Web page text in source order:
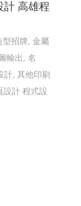
計 高雄程
型招牌, 金屬
輸出, 名
計, 其他印刷
設計 程式設